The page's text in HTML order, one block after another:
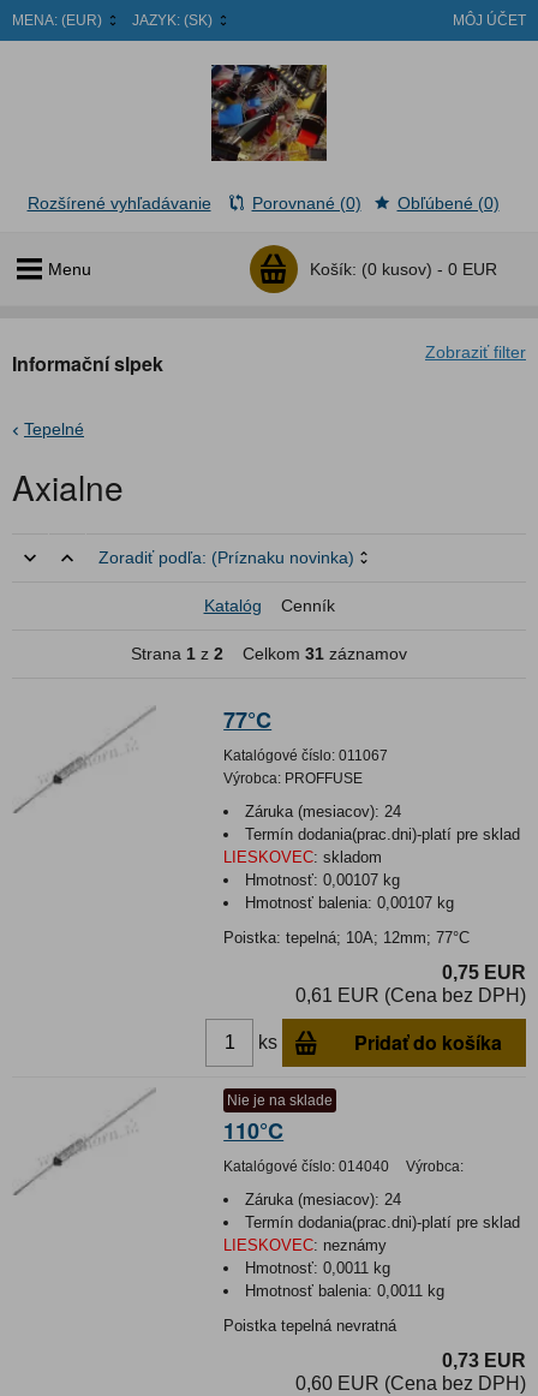
MENA: (EUR) JAZYK: (SK) MÔJ ÚČET
Menu Košík: (0 kusov) - 0 EUR
Rozšírené vyhľadávanie Porovnané (0) Obľúbené (0)
Zobraziť filter
Informační slpek
Tepelné
Axialne
Zoradiť podľa: (Príznaku novinka)
Katalóg Cenník
Strana 1 z 2 Celkom 31 záznamov
77°C
Katalógové číslo: 011067
Výrobca: PROFFUSE
Záruka (mesiacov): 24
Termín dodania(prac.dni)-platí pre sklad
LIESKOVEC: skladom
Hmotnosť:0,00107 kg
Hmotnosť balenia:0,00107 kg
Poistka: tepelná; 10A; 12mm; 77°C
0,75 EUR
0,61 EUR (Cena bez DPH)
ks Pridať do košíka
Nie je na sklade
110°C
Katalógové číslo: 014040 Výrobca:
Záruka (mesiacov): 24
Termín dodania(prac.dni)-platí pre sklad
LIESKOVEC: neznámy
Hmotnosť:0,0011 kg
Hmotnosť balenia:0,0011 kg
Poistka tepelná nevratná
0,73 EUR
0,60 EUR (Cena bez DPH)